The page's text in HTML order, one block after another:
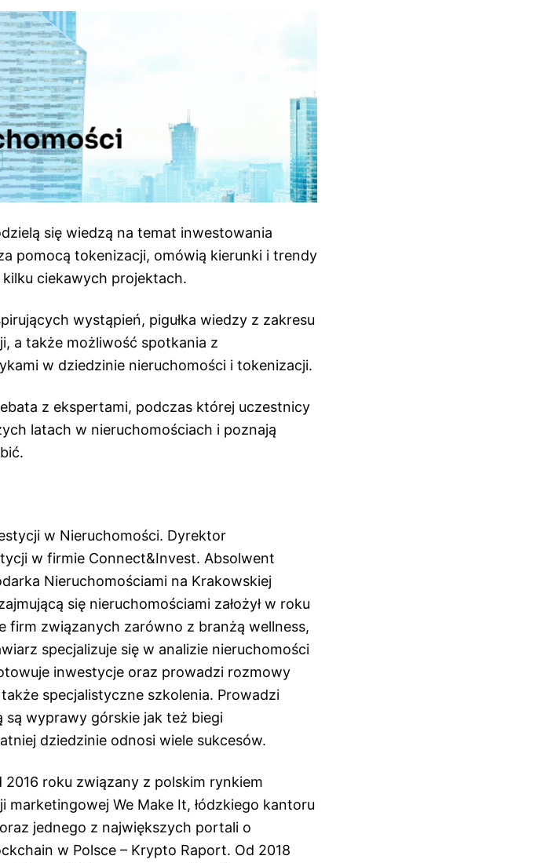
się wiedzą na temat inwestowania
pomocą tokenizacji, omówią kierunki i trendy
ciekawych projektach.
wystąpień, pigułka wiedzy z zakresu
a także możliwość spotkania z
w dziedzinie nieruchomości i tokenizacji.
z ekspertami, podczas której uczestnicy
latach w nieruchomościach i poznają
w Nieruchomości. Dyrektor
w firmie Connect&Invest. Absolwent
Nieruchomościami na Krakowskiej
się nieruchomościami założył w roku
firm związanych zarówno z branżą wellness,
specjalizuje się w analizie nieruchomości
inwestycje oraz prowadzi rozmowy
specjalistyczne szkolenia. Prowadzi
wyprawy górskie jak też biegi
dziedzinie odnosi wiele sukcesów.
2016 roku związany z polskim rynkiem
marketingowej We Make It, łódzkiego kantoru
jednego z największych portali o
w Polsce – Krypto Raport. Od 2018